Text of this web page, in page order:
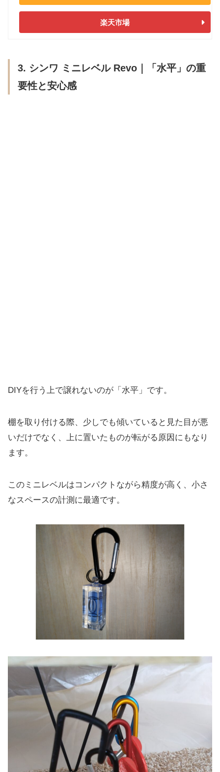
楽天市場
3. シンワ ミニレベル Revo｜「水平」の重
要性と安心感
DIYを行う上で譲れないのが「水平」です。
棚を取り付ける際、少しでも傾いていると見た目が悪
いだけでなく、上に置いたものが転がる原因にもなり
ます。
このミニレベルはコンパクトながら精度が高く、小さ
なスペースの計測に最適です。